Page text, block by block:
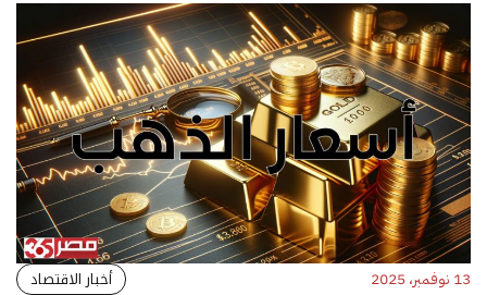
13 نوفمبر، 2025 أخبار الاقتصاد